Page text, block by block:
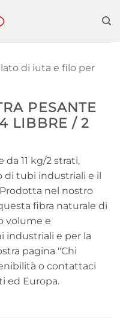
di iuta e filo per
PESANTE
LIBBRE / 2
11 kg/2 strati,
tubi industriali e il
nel nostro
fibra naturale di
volume e
industriali e per la
pagina "Chi
o contattaci
ed Europa.